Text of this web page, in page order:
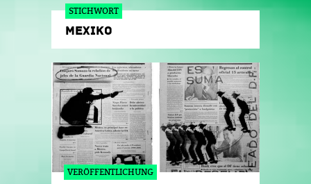
STICHWORT
MEXIKO
VERÖFFENTLICHUNG